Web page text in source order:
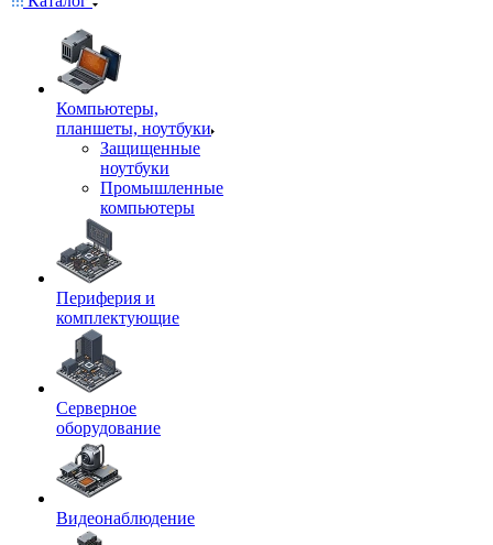
Компьютеры,
планшеты, ноутбуки
Защищенные
ноутбуки
Промышленные
компьютеры
Периферия и
комплектующие
Серверное
оборудование
Видеонаблюдение